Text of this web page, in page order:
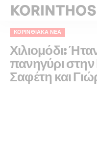
ΚΟΡΙΝΘΙΑΚΆ ΝΈΑ
Χιλιομόδι:
πανηγύρι
Σαφέτη και